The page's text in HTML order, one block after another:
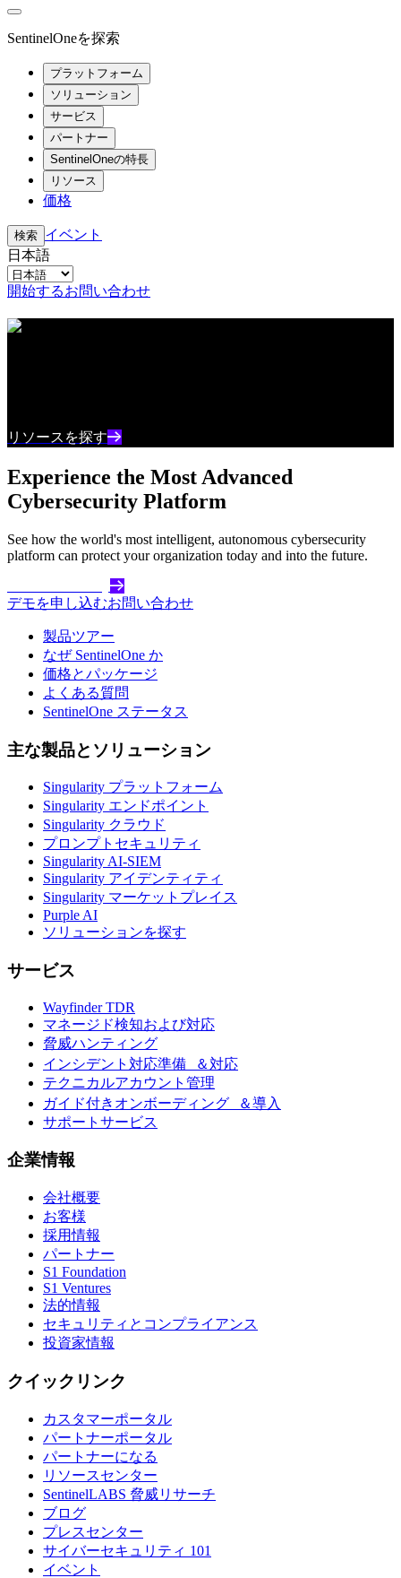
SentinelOneを探索
プラットフォーム
ソリューション
サービス
パートナー
SentinelOneの特長
リソース
価格
検索 イベント
日本語
開始するお問い合わせ
リソースセンター
リソースを探す
Experience the Most Advanced
Cybersecurity Platform
See how the world's most intelligent, autonomous cybersecurity
platform can protect your organization today and into the future.
デモを申し込むお問い合わせ
製品ツアー
なぜ SentinelOne か
価格とパッケージ
よくある質問
SentinelOne ステータス
主な製品とソリューション
Singularity プラットフォーム
Singularity エンドポイント
Singularity クラウド
プロンプトセキュリティ
Singularity AI-SIEM
Singularity アイデンティティ
Singularity マーケットプレイス
Purple AI
ソリューションを探す
サービス
Wayfinder TDR
マネージド検知および対応
脅威ハンティング
インシデント対応準備 ＆対応
テクニカルアカウント管理
ガイド付きオンボーディング ＆導入
サポートサービス
企業情報
会社概要
お客様
採用情報
パートナー
S1 Foundation
S1 Ventures
法的情報
セキュリティとコンプライアンス
投資家情報
クイックリンク
カスタマーポータル
パートナーポータル
パートナーになる
リソースセンター
SentinelLABS 脅威リサーチ
ブログ
プレスセンター
サイバーセキュリティ 101
イベント